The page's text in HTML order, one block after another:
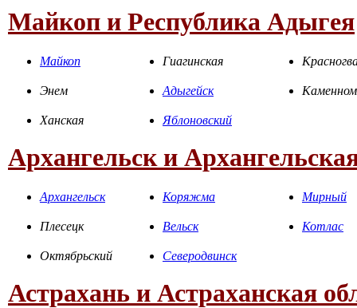
Майкоп и Республика Адыгея
Майкоп Гиагинская
Энем Адыгейск
Ханская Яблоновский
Архангельск и
Архангельск Коряжма Мирный
Плесецк Вельск Котлас
Октябрьский Северодвинск
Астрахань и Астраханская